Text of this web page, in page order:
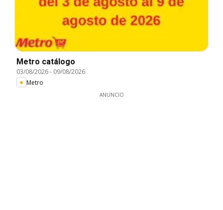
Metro catálogo
03/08/2026- 09/08/2026
Metro
ANUNCIO